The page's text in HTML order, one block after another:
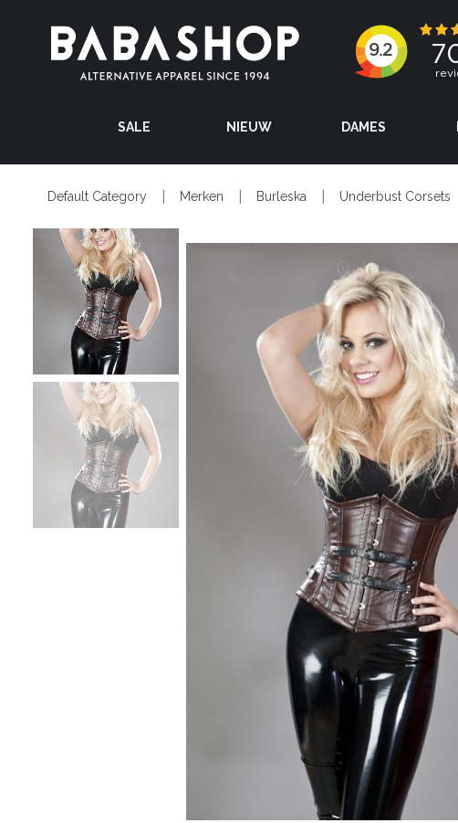
SALE NIEUW DAMES
Default Category Merken Burleska Underbust Corsets